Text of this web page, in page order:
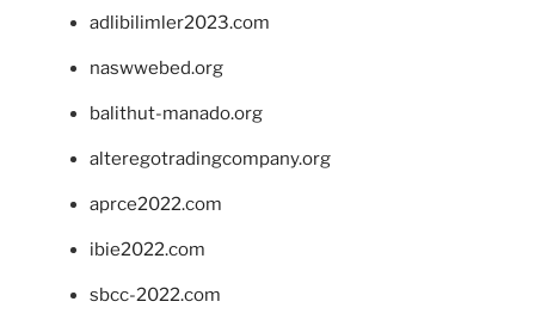
adlibilimler2023.com
naswwebed.org
balithut-manado.org
alteregotradingcompany.org
aprce2022.com
ibie2022.com
sbcc-2022.com